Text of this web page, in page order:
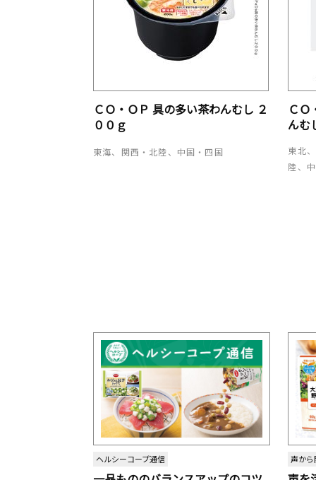
ＣＯ・ＯＰ 具の多い茶わんむし ２
００ｇ
東海、関西・北陸、中国・四国
Ｃ
んむ
東北
陸、
ヘルシーコープ通信 声か